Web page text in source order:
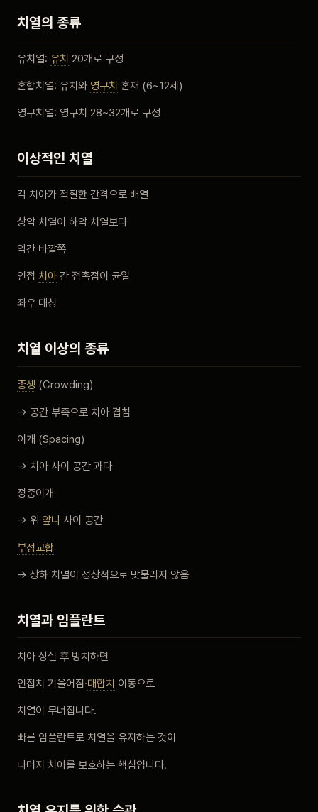
회원가입 / 로그인
치열의 종류
유치열: 유치 20개로 구성
혼합치열: 유치와 영구치 혼재 (6~12세)
영구치열: 영구치 28~32개로 구성
이상적인 치열
각 치아가 적절한 간격으로 배열
상악 치열이 하악 치열보다
약간 바깥쪽
인접 치아간 접촉점이 균일
좌우 대칭
치열 이상의 종류
총생 (Crowding)
→ 공간 부족으로 치아 겹침
이개 (Spacing)
→ 치아 사이 공간 과다
정중이개
→ 위 앞니 사이 공간
부정교합
→ 상하 치열이 정상적으로 맞물리지 않음
치열과 임플란트
치아 상실 후 방치하면
인접치 기울어짐·대합치 이동으로
치열이 무너집니다.
빠른 임플란트로 치열을 유지하는 것이
나머지 치아를 보호하는 핵심입니다.